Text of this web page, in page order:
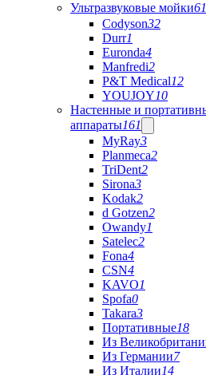
Ультразвуковые мойки61
Codyson32
Durr1
Euronda4
Manfredi2
P&T Medical12
YOUJOY10
Настенные и
аппараты161
MyRay3
Planmeca2
TriDent2
Sirona3
Kodak2
d Gotzen2
Owandy1
Satelec2
Fona4
CSN4
KAVO1
Spofa0
Takara3
Портативные18
Из
Из Германии7
Из Италии14